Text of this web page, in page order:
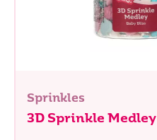
Sprinkles
3D Sprinkle